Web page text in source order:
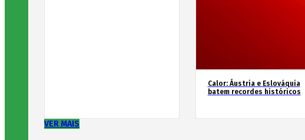
Calor: Áustria e Eslováquia
batem recordes históricos
VER MAIS